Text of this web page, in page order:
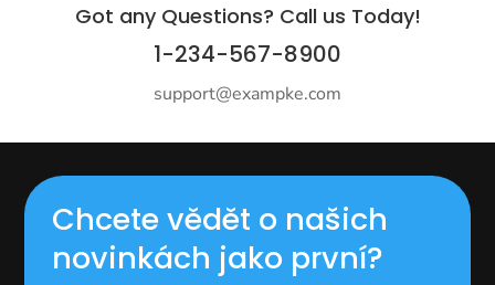
Got any Questions? Call us Today!
1-234-567-8900
support@exampke.com
Chcete vědět o našich
novinkách jako první?